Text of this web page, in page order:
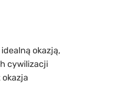
okazją,
cywilizacji